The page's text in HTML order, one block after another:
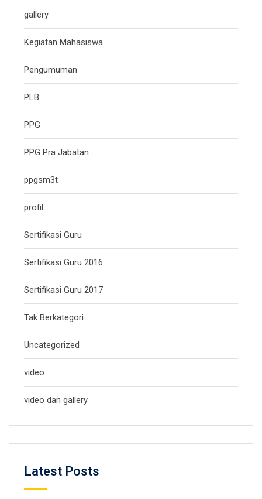
gallery
Kegiatan Mahasiswa
Pengumuman
PLB
PPG
PPG Pra Jabatan
ppgsm3t
profil
Sertifikasi Guru
Sertifikasi Guru 2016
Sertifikasi Guru 2017
Tak Berkategori
Uncategorized
video
video dan gallery
Latest Posts